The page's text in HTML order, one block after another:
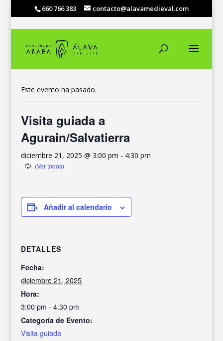
660 766 383 contacto@alavamedieval.com
Este evento ha pasado.
Visita guiada a
Agurain/Salvatierra
diciembre 21, 2025 @ 3:00 pm - 4:30 pm
Añadir al calendario
DETALLES
Fecha:
diciembre 21, 2025
Hora:
3:00 pm - 4:30 pm
Categoría de Evento:
Visita guiada